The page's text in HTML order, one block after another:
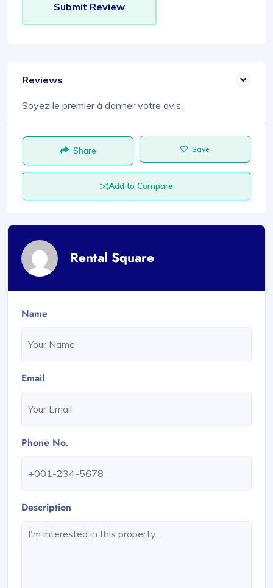
Reviews
Soyez le premier à donner votre avis.
Share Save
Add to Compare
Rental Square
Name
Email
Phone No.
Description